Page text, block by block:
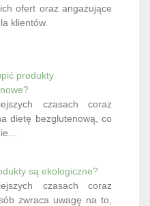
ofert oraz angażujące
klientów.
produkty
czasach coraz
dietę bezglutenową, co
są ekologiczne?
czasach coraz
zwraca uwagę na to,